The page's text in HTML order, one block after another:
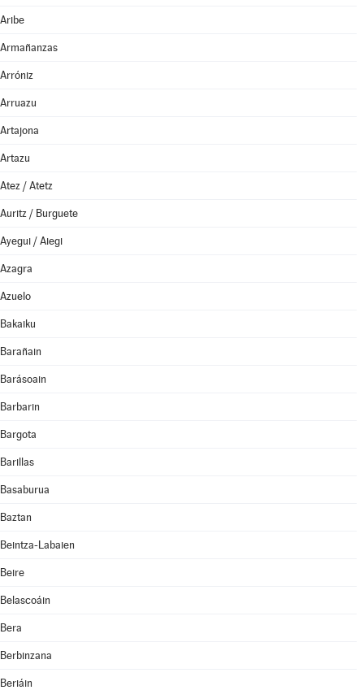
Aribe
Armañanzas
Arróniz
Arruazu
Artajona
Artazu
Atez / Atetz
Auritz / Burguete
Ayegui / Aiegi
Azagra
Azuelo
Bakaiku
Barañain
Barásoain
Barbarin
Bargota
Barillas
Basaburua
Baztan
Beintza-Labaien
Beire
Belascoáin
Bera
Berbinzana
Beriáin